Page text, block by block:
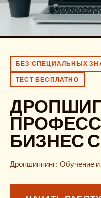
БЕЗ СПЕЦИАЛЬНЫХ
ТЕСТ БЕСПЛАТНО
БИЗНЕС
Дропшиппинг: Обучение и